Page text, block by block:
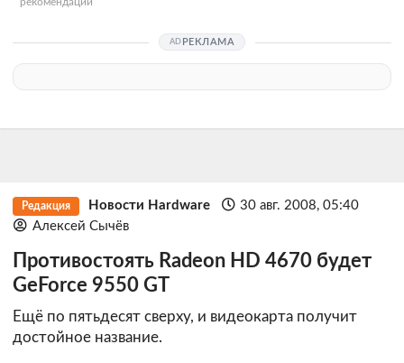
рекомендации
РЕКЛАМА
Редакция Новости Hardware
30 авг. 2008, 05:40
Алексей Сычёв
Противостоять Radeon HD 4670 будет
GeForce 9550 GT
Ещё по пятьдесят сверху, и видеокарта получит
достойное название.